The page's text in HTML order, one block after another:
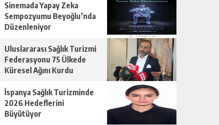
Sinemada Yapay Zeka
Sempozyumu Beyoğlu’nda
Düzenleniyor
Uluslararası Sağlık Turizmi
Federasyonu 75 Ülkede
Küresel Ağını Kurdu
İspanya Sağlık Turizminde
2026 Hedeflerini
Büyütüyor